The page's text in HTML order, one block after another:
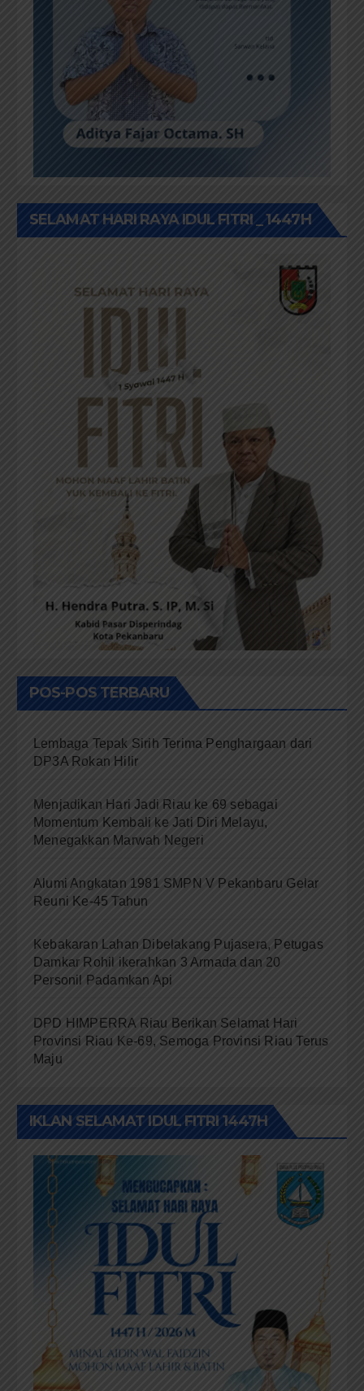
SELAMAT HARI RAYA IDUL FITRI _ 1447H
POS-POS TERBARU
Lembaga Tepak Sirih Terima Penghargaan dari
DP3A Rokan Hilir
Menjadikan Hari Jadi Riau ke 69 sebagai
Momentum Kembali ke Jati Diri Melayu,
Menegakkan Marwah Negeri
Alumi Angkatan 1981 SMPN V Pekanbaru Gelar
Reuni Ke-45 Tahun
Kebakaran Lahan Dibelakang Pujasera, Petugas
Damkar Rohil ikerahkan 3 Armada dan 20
Personil Padamkan Api
DPD HIMPERRA Riau Berikan Selamat Hari
Provinsi Riau Ke-69, Semoga Provinsi Riau Terus
Maju
IKLAN SELAMAT IDUL FITRI 1447H